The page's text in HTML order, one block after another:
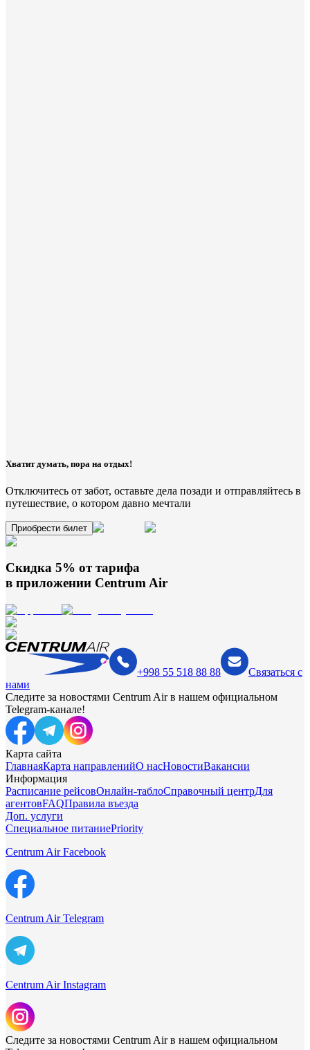
Хватит думать, пора на отдых!
Отключитесь от забот, оставьте дела позади и отправляйтесь в
путешествие, о котором давно мечтали
Приобрести билет
Скидка 5% от тарифа
в приложении Centrum Air
+998 55 518 88 88
Связаться с
нами
Следите за новостями Centrum Air в нашем официальном
Telegram-канале!
Карта сайта
ГлавнаяКарта направленийО насНовостиВакансии
Информация
Расписание рейсовОнлайн-таблоСправочный центрДля
агентовFAQПравила въезда
Доп. услуги
Специальное питаниеPriority
Centrum Air Facebook
Centrum Air Telegram
Centrum Air Instagram
Следите за новостями Centrum Air в нашем официальном